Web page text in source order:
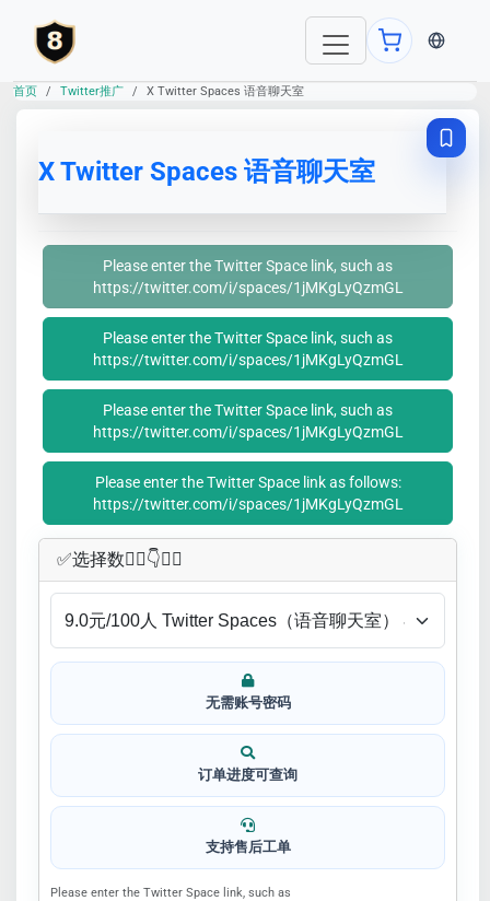
当前语
首页 Twitter推广 X Twitter Spaces 语音聊天室
X Twitter Spaces 语音聊天室
Please enter the Twitter Space link, such as
https://twitter.com/i/spaces/1jMKgLyQzmGL
Please enter the Twitter Space link, such as
https://twitter.com/i/spaces/1jMKgLyQzmGL
Please enter the Twitter Space link, such as
https://twitter.com/i/spaces/1jMKgLyQzmGL
Please enter the Twitter Space link as follows:
https://twitter.com/i/spaces/1jMKgLyQzmGL
✅​选择数👇🏻​​👇👇🏻​​
无需账号密码
订单进度可查询
支持售后工单
Please enter the Twitter Space link, such as